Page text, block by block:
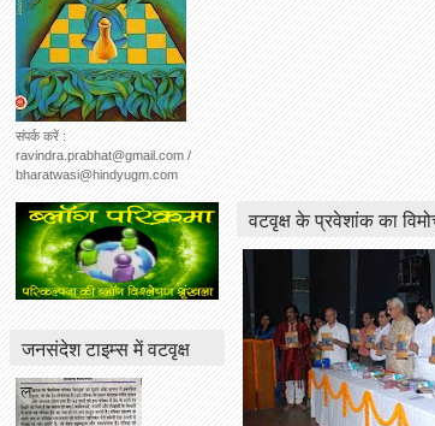
वटवृक्ष के प्रवेशांक का
संपर्क करें :
ravindra.prabhat@gmail.com /
bharatwasi@hindyugm.com
जनसंदेश टाइम्स में वटवृक्ष